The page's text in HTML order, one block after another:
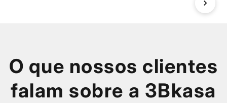
O que nossos clientes
falam sobre a 3Bkasa